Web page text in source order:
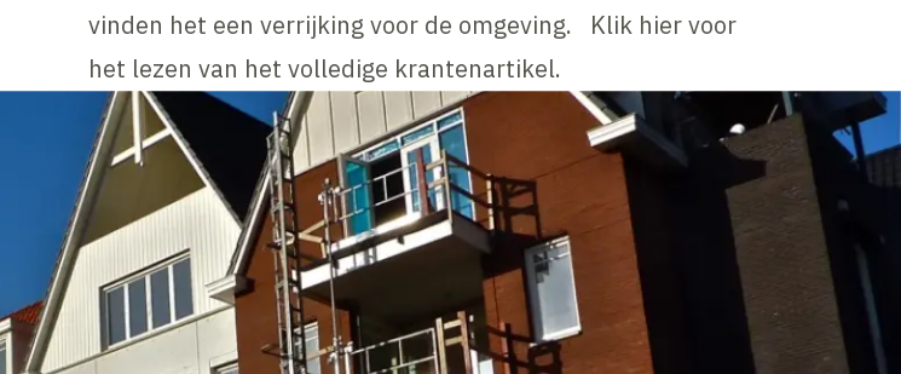
vinden het een verrijking voor de omgeving. Klik hier voor
het lezen van het volledige krantenartikel.